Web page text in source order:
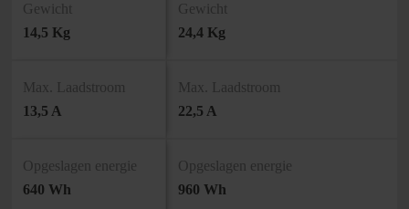
Gewicht
14,5 Kg
Gewicht
24,4 Kg
Max. Laadstroom
13,5 A
Max. Laadstroom
22,5 A
Opgeslagen energie
640 Wh
Opgeslagen energie
960 Wh